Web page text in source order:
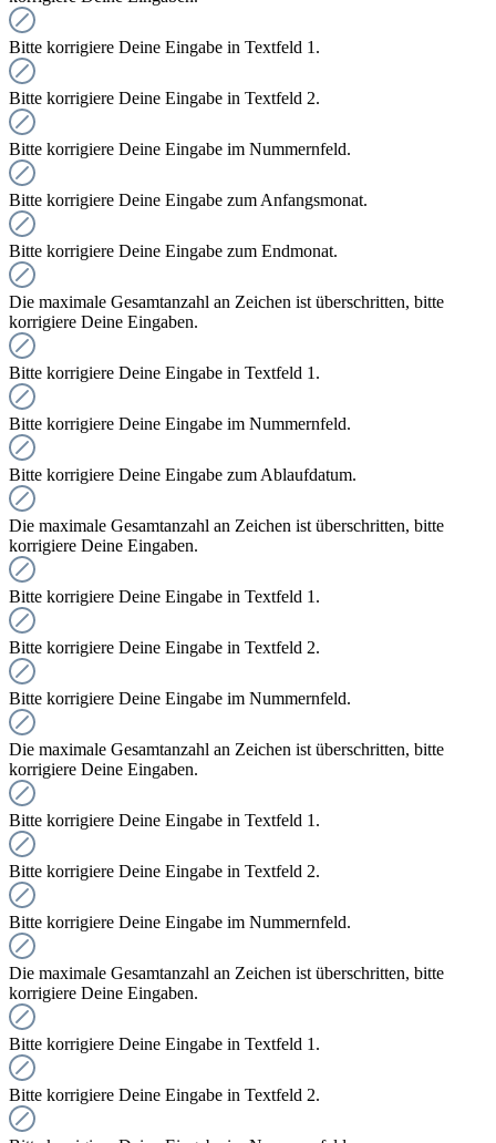
Bitte korrigiere Deine Eingabe in Textfeld 1.
Bitte korrigiere Deine Eingabe in Textfeld 2.
Bitte korrigiere Deine Eingabe im Nummernfeld.
Bitte korrigiere Deine Eingabe zum Anfangsmonat.
Bitte korrigiere Deine Eingabe zum Endmonat.
Die maximale Gesamtanzahl an Zeichen ist überschritten, bitte
korrigiere Deine Eingaben.
Bitte korrigiere Deine Eingabe in Textfeld 1.
Bitte korrigiere Deine Eingabe im Nummernfeld.
Bitte korrigiere Deine Eingabe zum Ablaufdatum.
Die maximale Gesamtanzahl an Zeichen ist überschritten, bitte
korrigiere Deine Eingaben.
Bitte korrigiere Deine Eingabe in Textfeld 1.
Bitte korrigiere Deine Eingabe in Textfeld 2.
Bitte korrigiere Deine Eingabe im Nummernfeld.
Die maximale Gesamtanzahl an Zeichen ist überschritten, bitte
korrigiere Deine Eingaben.
Bitte korrigiere Deine Eingabe in Textfeld 1.
Bitte korrigiere Deine Eingabe in Textfeld 2.
Bitte korrigiere Deine Eingabe im Nummernfeld.
Die maximale Gesamtanzahl an Zeichen ist überschritten, bitte
korrigiere Deine Eingaben.
Bitte korrigiere Deine Eingabe in Textfeld 1.
Bitte korrigiere Deine Eingabe in Textfeld 2.